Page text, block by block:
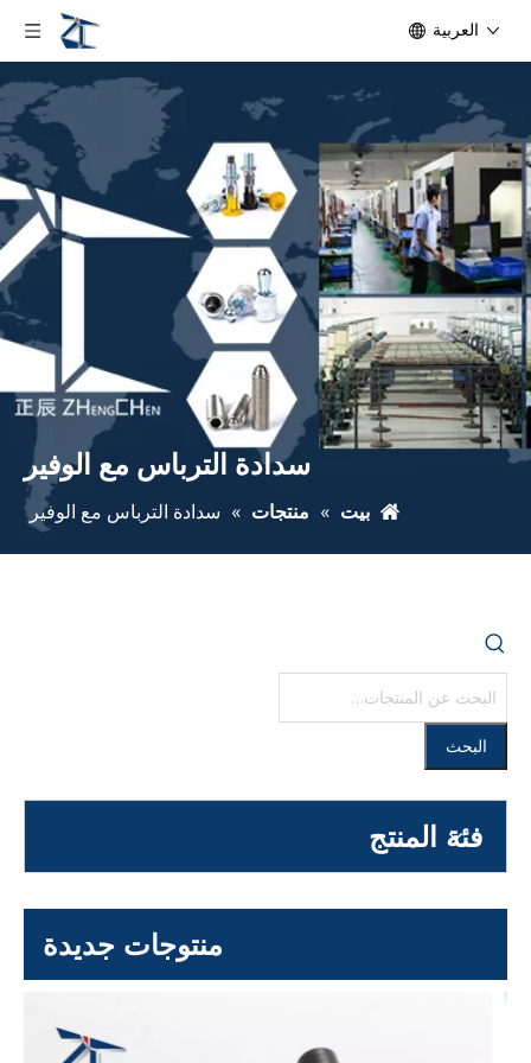
العربية
سدادة الترباس مع الوفير
بيت » منتجات » سدادة الترباس مع الوفير
البحث
فئة المنتج
منتوجات جديدة